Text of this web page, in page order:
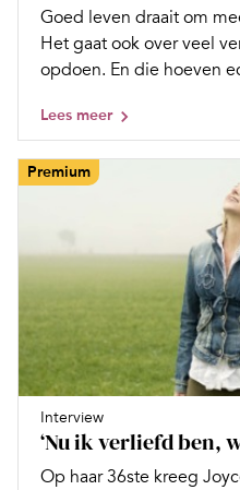
Goed leven draait om
Het gaat ook over veel
opdoen. En die hoeven
Lees meer
Premium
Interview
‘Nu ik verliefd ben,
Op haar 36ste kreeg